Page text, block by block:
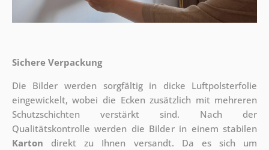
Sichere Verpackung
Die Bilder werden sorgfältig in dicke Luftpolsterfolie
eingewickelt, wobei die Ecken zusätzlich mit mehreren
Schutzschichten verstärkt sind. Nach der
Qualitätskontrolle werden die Bilder in einem stabilen
Karton direkt zu Ihnen versandt. Da es sich um